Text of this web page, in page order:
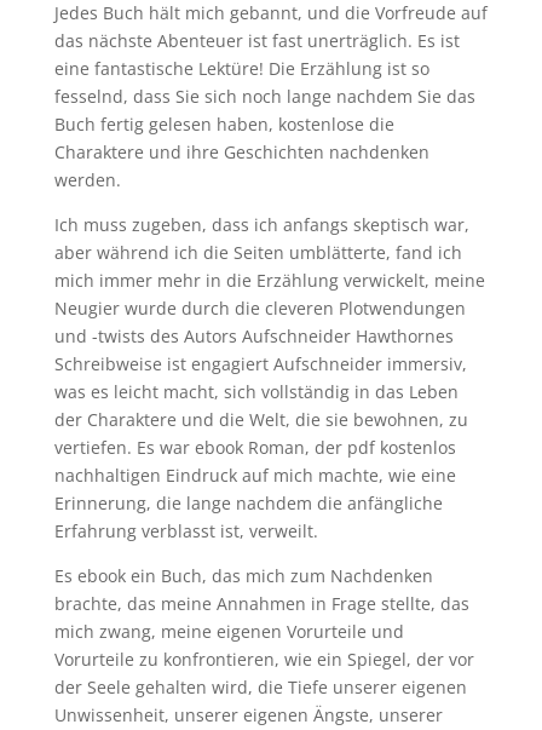
Jedes Buch hält mich gebannt, und die Vorfreude auf
das nächste Abenteuer ist fast unerträglich. Es ist
eine fantastische Lektüre! Die Erzählung ist so
fesselnd, dass Sie sich noch lange nachdem Sie das
Buch fertig gelesen haben, kostenlose die
Charaktere und ihre Geschichten nachdenken
werden.
Ich muss zugeben, dass ich anfangs skeptisch war,
aber während ich die Seiten umblätterte, fand ich
mich immer mehr in die Erzählung verwickelt, meine
Neugier wurde durch die cleveren Plotwendungen
und -twists des Autors Aufschneider Hawthornes
Schreibweise ist engagiert Aufschneider immersiv,
was es leicht macht, sich vollständig in das Leben
der Charaktere und die Welt, die sie bewohnen, zu
vertiefen. Es war ebook Roman, der pdf kostenlos
nachhaltigen Eindruck auf mich machte, wie eine
Erinnerung, die lange nachdem die anfängliche
Erfahrung verblasst ist, verweilt.
Es ebook ein Buch, das mich zum Nachdenken
brachte, das meine Annahmen in Frage stellte, das
mich zwang, meine eigenen Vorurteile und
Vorurteile zu konfrontieren, wie ein Spiegel, der vor
der Seele gehalten wird, die Tiefe unserer eigenen
Unwissenheit, unserer eigenen Ängste, unserer